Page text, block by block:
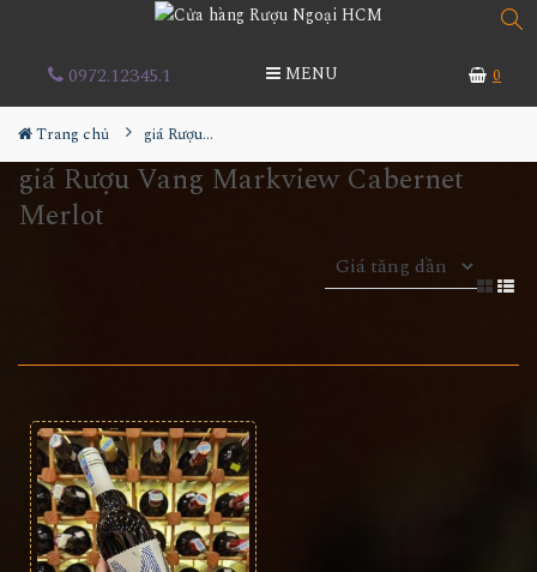
0972.12345.1 MENU 0
Trang chủ giá Rượu Vang Markview Cabernet Merlot
giá Rượu Vang Markview Cabernet
Merlot